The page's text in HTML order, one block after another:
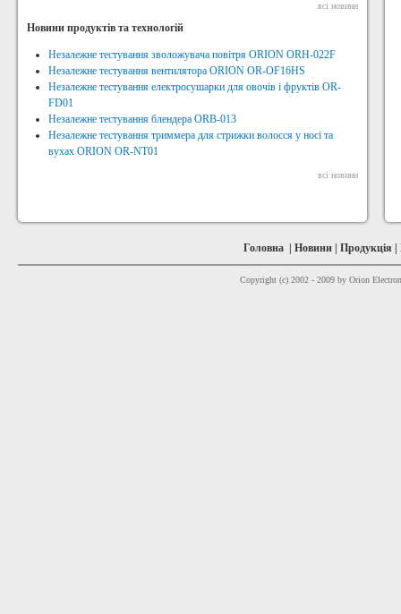
всі новини
Новини продуктів та технологій
Незалежне тестування зволожувача повітря ORION ORH-022F
Незалежне тестування вентилятора ORION OR-OF16HS
Незалежне тестування електросушарки для овочів і фруктів OR-
FD01
Незалежне тестування блендера ORB-013
Незалежне тестування триммера для стрижки волосся у носі та
вухах ORION OR-NT01
всі новини
Головна Новини Продукція
Copyright (c) 2002 - 2009 by Orion